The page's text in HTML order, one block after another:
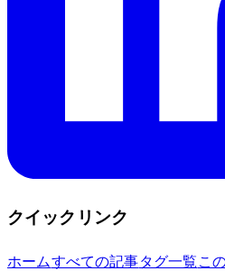
クイックリンク
ホームすべての記事タグ一覧 こ